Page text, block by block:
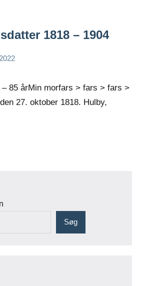
1818 – 1904
85 årMin morfars > fars > fars >
27. oktober 1818. Hulby,
Søg